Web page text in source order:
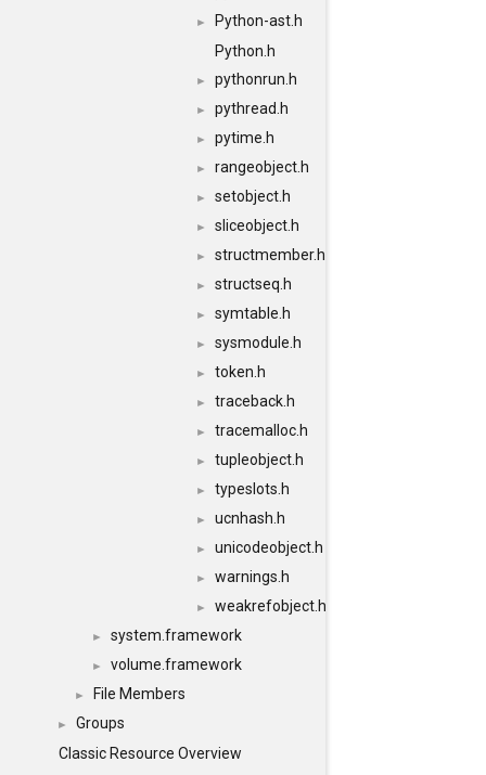
►
Python-ast.h
Python.h
► pythonrun.h
► pythread.h
► pytime.h
► rangeobject.h
► setobject.h
► sliceobject.h
► structmember.h
► structseq.h
► symtable.h
► sysmodule.h
► token.h
► traceback.h
► tracemalloc.h
► tupleobject.h
► typeslots.h
► ucnhash.h
► unicodeobject.h
► warnings.h
► weakrefobject.h
► system.framework
► volume.framework
► File Members
►
Groups
Classic Resource Overview